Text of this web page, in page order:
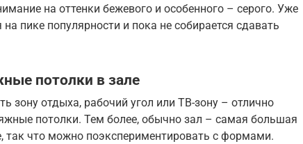
на оттенки бежевого и особенного – серого. Уже
пике популярности и пока не собирается сдавать
потолки в зале
зону отдыха, рабочий угол или ТВ-зону – отлично
потолки. Тем более, обычно зал – самая большая
так что можно поэкспериментировать с формами.